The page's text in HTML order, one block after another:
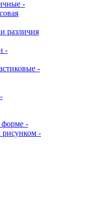
-
различия
-
-
-
-